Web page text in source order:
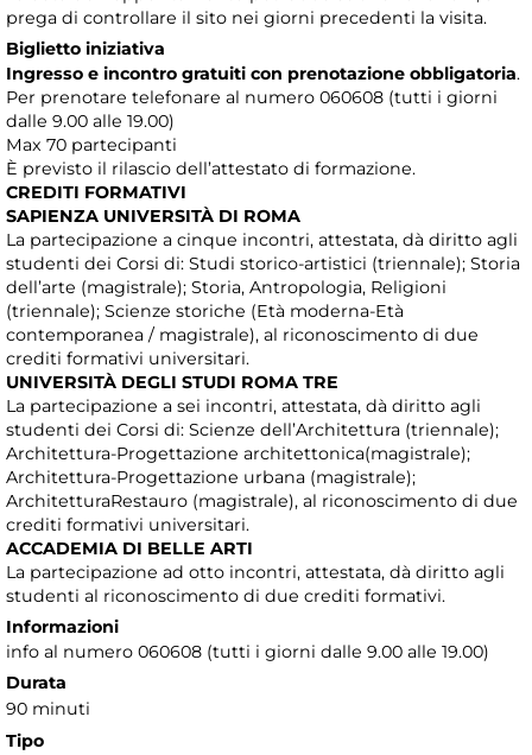
prega di controllare il sito nei giorni precedenti la visita.
Biglietto iniziativa
Ingresso e incontro gratuiti con prenotazione obbligatoria.
Per prenotare telefonare al numero 060608 (tutti i giorni
dalle 9.00 alle 19.00)
Max 70 partecipanti
È previsto il rilascio dell’attestato di formazione.
CREDITI FORMATIVI
SAPIENZA UNIVERSITÀ DI ROMA
La partecipazione a cinque incontri, attestata, dà diritto agli
studenti dei Corsi di: Studi storico-artistici (triennale); Storia
dell’arte (magistrale); Storia, Antropologia, Religioni
(triennale); Scienze storiche (Età moderna-Età
contemporanea / magistrale), al riconoscimento di due
crediti formativi universitari.
UNIVERSITÀ DEGLI STUDI ROMA TRE
La partecipazione a sei incontri, attestata, dà diritto agli
studenti dei Corsi di: Scienze dell’Architettura (triennale);
Architettura-Progettazione architettonica(magistrale);
Architettura-Progettazione urbana (magistrale);
ArchitetturaRestauro (magistrale), al riconoscimento di due
crediti formativi universitari.
ACCADEMIA DI BELLE ARTI
La partecipazione ad otto incontri, attestata, dà diritto agli
studenti al riconoscimento di due crediti formativi.
Informazioni
info al numero 060608 (tutti i giorni dalle 9.00 alle 19.00)
Durata
90 minuti
Tipo